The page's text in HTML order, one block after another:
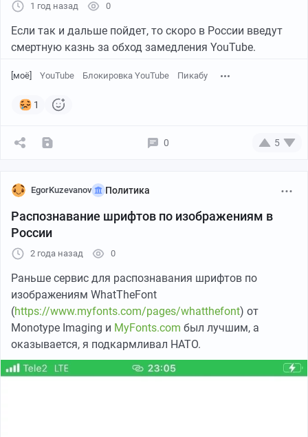
1 год назад 0
Если так и дальше пойдет, то скоро в России введут
смертную казнь за обход замедления YouTube.
[моё] YouTube Блокировка YouTube Пикабу
1
0 5
EgorKuzevanov Политика
Распознавание шрифтов по изображениям в
России
2 года назад 0
Раньше сервис для распознавания шрифтов по
изображениям WhatTheFont
(https://www.myfonts.com/pages/whatthefont) от
Monotype Imaging и MyFonts.com был лучшим, а
оказывается, я подкармливал НАТО.